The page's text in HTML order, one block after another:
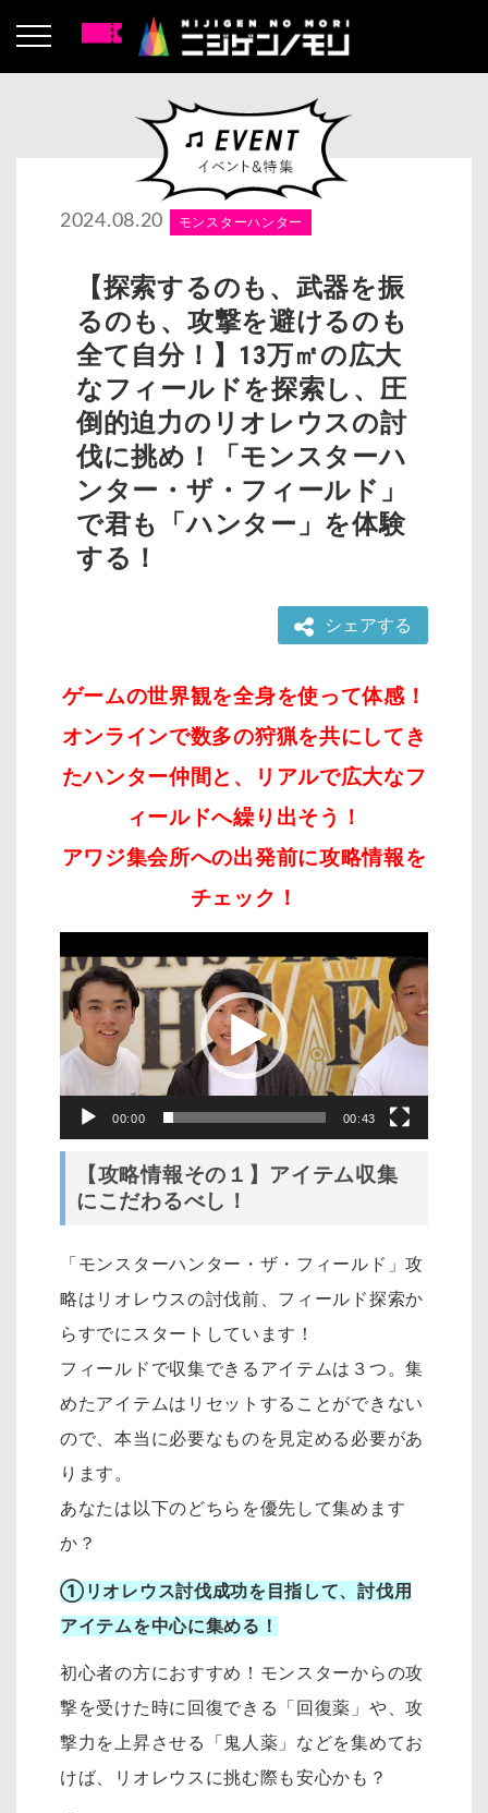
2024.08.20 モンスターハンター
【探索するのも、武器を振
るのも、攻撃を避けるのも
全て自分！】13万㎡の広大
なフィールドを探索し、圧
倒的迫力のリオレウスの討
伐に挑め！「モンスターハ
ンター・ザ・フィールド」
で君も「ハンター」を体験
する！
シェアする
ゲームの世界観を全身を使って体感！
オンラインで数多の狩猟を共にしてき
たハンター仲間と、リアルで広大なフ
ィールドへ繰り出そう！
アワジ集会所への出発前に攻略情報を
チェック！
画
プ
レ
ー
00:00 00:43
【攻略情報その１】アイテム収集
にこだわるべし！
「モンスターハンター・ザ・フィールド」攻
略はリオレウスの討伐前、フィールド探索か
らすでにスタートしています！
フィールドで収集できるアイテムは３つ。集
めたアイテムはリセットすることができない
ので、本当に必要なものを見定める必要があ
ります。
あなたは以下のどちらを優先して集めます
か？
①リオレウス討伐成功を目指して、討伐用
アイテムを中心に集める！
初心者の方におすすめ！モンスターからの攻
撃を受けた時に回復できる「回復薬」や、攻
撃力を上昇させる「鬼人薬」などを集めてお
けば、リオレウスに挑む際も安心かも？